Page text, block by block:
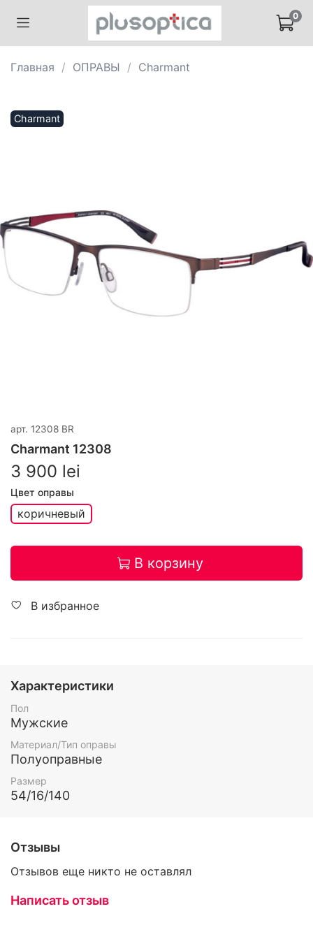
0
Главная ОПРАВЫ Charmant
Charmant
арт. 12308 BR
Charmant 12308
3 900 lei
Цвет оправы
коричневый
В корзину
В избранное
Характеристики
Пол
Мужские
Материал/Тип оправы
Полуоправные
Размер
54/16/140
Отзывы
Отзывов еще никто не оставлял
Написать отзыв